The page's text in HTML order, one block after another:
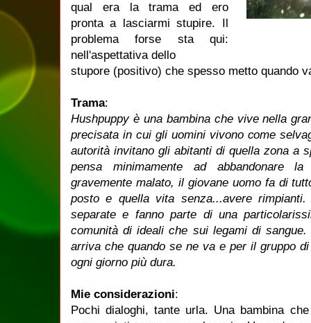
qual era la trama ed ero
pronta a lasciarmi stupire. Il
problema forse sta qui:
nell'aspettativa dello
stupore (positivo) che spesso metto quando
Trama:
Hushpuppy è una bambina che vive nella
precisata in cui gli uomini vivono come
autorità invitano gli abitanti di quella zona a
pensa minimamente ad abbandonare
gravemente malato, il giovane uomo fa di
posto e quella vita senza...avere
separate e fanno parte di una
comunità di ideali che sui legami di
arriva che quando se ne va e per il gruppo
ogni giorno più dura.
Mie considerazioni:
Pochi dialoghi, tante urla. Una bambina